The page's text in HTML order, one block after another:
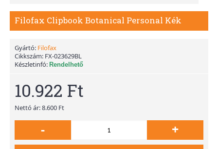
Filofax Clipbook Botanical Personal Kék
Gyártó: Filofax
Cikkszám: FX-023629BL
Készletinfó: Rendelhető
10.922 Ft
Nettó ár: 8.600 Ft
- +